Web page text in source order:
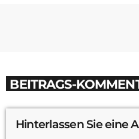
BEITRAGS-
Hinterlassen Sie eine